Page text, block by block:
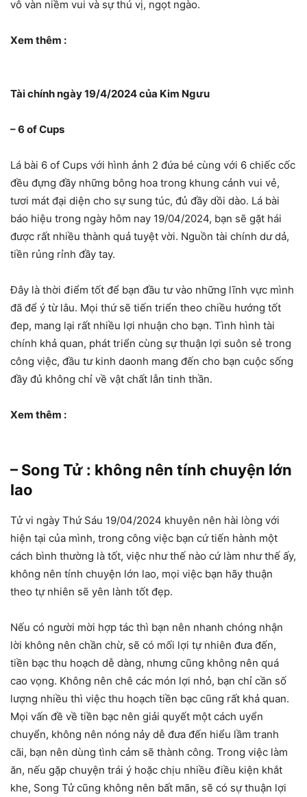
vô vàn niềm vui và sự thú vị, ngọt ngào.
Xem thêm :
Tài chính ngày 19/4/2024 của Kim Ngưu
– 6 of Cups
Lá bài 6 of Cups với hình ảnh 2 đứa bé cùng với 6 chiếc cốc
đều đựng đầy những bông hoa trong khung cảnh vui vẻ,
tươi mát đại diện cho sự sung túc, đủ đầy dồi dào. Lá bài
báo hiệu trong ngày hôm nay 19/04/2024, bạn sẽ gặt hái
được rất nhiều thành quả tuyệt vời. Nguồn tài chính dư dả,
tiền rủng rỉnh đầy tay.
Đây là thời điểm tốt để bạn đầu tư vào những lĩnh vực mình
đã để ý từ lâu. Mọi thứ sẽ tiến triển theo chiều hướng tốt
đep, mang lại rất nhiều lợi nhuận cho bạn. Tình hình tài
chính khả quan, phát triển cùng sự thuận lợi suôn sẻ trong
công việc, đầu tư kinh daonh mang đến cho bạn cuộc sống
đầy đủ không chỉ về vật chất lẫn tinh thần.
Xem thêm :
– Song Tử : không nên tính chuyện lớn
lao
Tử vi ngày Thứ Sáu 19/04/2024 khuyên nên hài lòng với
hiện tại của mình, trong công việc bạn cứ tiến hành một
cách bình thường là tốt, việc như thế nào cứ làm như thế ấy,
không nên tính chuyện lớn lao, mọi việc bạn hãy thuận
theo tự nhiên sẽ yên lành tốt đẹp.
Nếu có người mời hợp tác thì bạn nên nhanh chóng nhận
lời không nên chần chừ, sẽ có mối lợi tự nhiên đưa đến,
tiền bạc thu hoạch dễ dàng, nhưng cũng không nên quá
cao vọng. Không nên chê các món lợi nhỏ, bạn chỉ cần số
lượng nhiều thì việc thu hoạch tiền bạc cũng rất khả quan.
Mọi vấn đề về tiền bạc nên giải quyết một cách uyển
chuyển, không nên nóng nảy dễ đưa đến hiểu lầm tranh
cãi, bạn nên dùng tình cảm sẽ thành công. Trong việc làm
ăn, nếu gặp chuyện trái ý hoặc chịu nhiều điều kiện khắt
khe, Song Tử cũng không nên bất mãn, sẽ có sự thuận lợi